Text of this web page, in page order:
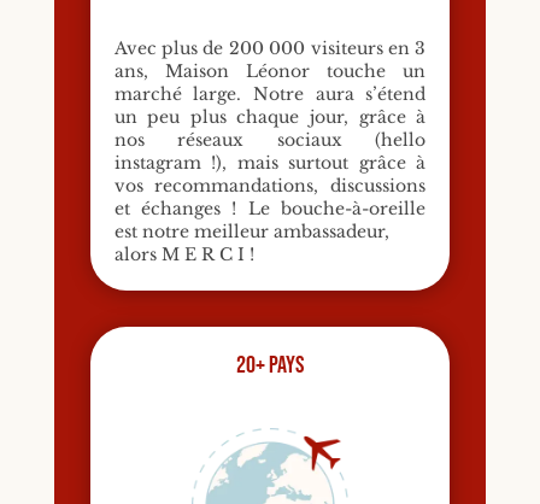
Avec plus de 200 000 visiteurs en 3
ans, Maison Léonor touche un
marché large. Notre aura s’étend
un peu plus chaque jour, grâce à
nos réseaux sociaux (hello
instagram !), mais surtout grâce à
vos recommandations, discussions
et échanges ! Le bouche-à-oreille
est notre meilleur ambassadeur,
alors M E R C I !
20+ pays